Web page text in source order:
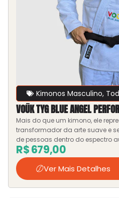
Kimonos Masculino,
VOŪK TYG BLUE ANGEL
Mais do que um kimono, ele
transformador da arte suave e
de pessoas dentro do espectro
R$679,00
Ver Mais Detalhes